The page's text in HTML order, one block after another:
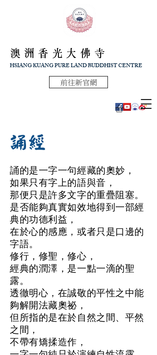
澳洲香光大佛寺
HSIANG KUANG PURE LAND BUDDHIST CENTRE
前往新官網
誦經
誦的是一字一句經藏的奧妙，
如果只有字上的語與音，
那便只是許多文字的重疊阻塞。
是否能夠真實如效地得到一部經
典的功德利益，
在於心的感應，或者只是口邊的
字語。
修行，修聖，修心，
經典的潤澤，是一點一滴的聖
露。
透徹明心，在誠敬的平性之中能
夠解開法藏奧祕，
但所指的是在於自然之間、平然
之間，
不帶有矯揉造作，